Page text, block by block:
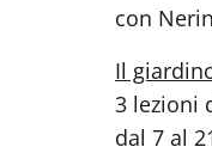
con
Il
3 lezioni
dal 7 al